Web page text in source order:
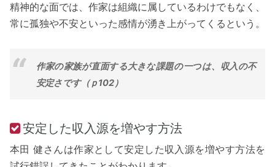
精神的な面では、作家は組織に属しているわけでもなく、
常に孤独や不安といった感情が湧き上がってくるという。
作家の家族が直面する大きな課題の一つは、収入の不
安定さです（ｐ102）
安定した収入源を増やす方法
本田 健さんは作家として安定した収入源を増やす方法を